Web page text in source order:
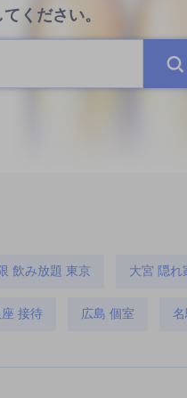
ください。
飲み放題 東京 大宮 隠れ
接待 広島 個室